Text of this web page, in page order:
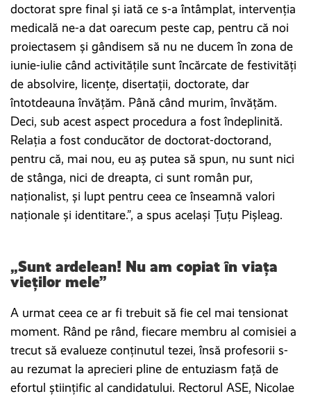
doctorat spre final şi iată ce s-a întâmplat, intervenţia
medicală ne-a dat oarecum peste cap, pentru că noi
proiectasem şi gândisem să nu ne ducem în zona de
iunie-iulie când activităţile sunt încărcate de festivităţi
de absolvire, licenţe, disertaţii, doctorate, dar
întotdeauna învăţăm. Până când murim, învăţăm.
Deci, sub acest aspect procedura a fost îndeplinită.
Relaţia a fost conducător de doctorat-doctorand,
pentru că, mai nou, eu aş putea să spun, nu sunt nici
de stânga, nici de dreapta, ci sunt român pur,
naţionalist, şi lupt pentru ceea ce înseamnă valori
naţionale şi identitare.”, a spus același Țuțu Pişleag.
„Sunt ardelean! Nu am copiat în viața
vieților mele”
A urmat ceea ce ar fi trebuit să fie cel mai tensionat
moment. Rând pe rând, fiecare membru al comisiei a
trecut să evalueze conţinutul tezei, însă profesorii s-
au rezumat la aprecieri pline de entuziasm față de
efortul științific al candidatului. Rectorul ASE, Nicolae